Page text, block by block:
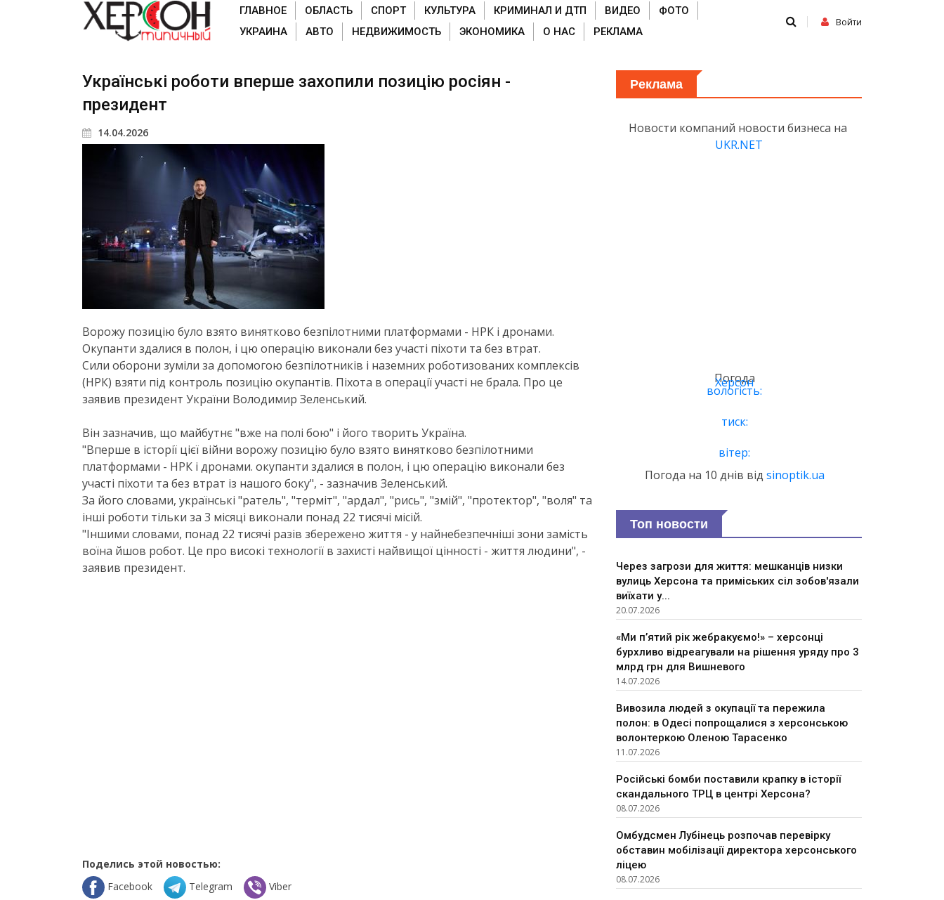
ГЛАВНОЕ ОБЛАСТЬ СПОРТ КУЛЬТУРА КРИМИНАЛ И ДТП ВИДЕО
ФОТО
УКРАИНА
АВТО НЕДВИЖИМОСТЬ ЭКОНОМИКА О НАС РЕКЛАМА
Войти
Українські роботи вперше захопили позицію росіян -
президент
14.04.2026
Ворожу позицію було взято винятково безпілотними платформами - НРК і дронами.
Окупанти здалися в полон, і цю операцію виконали без участі піхоти та без втрат.
Сили оборони зуміли за допомогою безпілотників і наземних роботизованих комплексів
(НРК) взяти під контроль позицію окупантів. Піхота в операції участі не брала. Про це
заявив президент України Володимир Зеленський.
Він зазначив, що майбутнє "вже на полі бою" і його творить Україна.
"Вперше в історії цієї війни ворожу позицію було взято винятково безпілотними
платформами - НРК і дронами. окупанти здалися в полон, і цю операцію виконали без
участі піхоти та без втрат із нашого боку", - зазначив Зеленський.
За його словами, українські "ратель", "терміт", "ардал", "рись", "змій", "протектор", "воля" та
інші роботи тільки за 3 місяці виконали понад 22 тисячі місій.
"Іншими словами, понад 22 тисячі разів збережено життя - у найнебезпечніші зони замість
воїна йшов робот. Це про високі технології в захисті найвищої цінності - життя людини", -
заявив президент.
Поделись этой новостью:
Facebook
Telegram Viber
Реклама
Новости компаний новости бизнеса на
UKR.NET
Погода
Херсон
вологість:
тиск:
вітер:
Погода на 10 днів від sinoptik.ua
Топ новости
Через загрози для життя: мешканців низки
вулиць Херсона та приміських сіл зобов'язали
виїхати у...
20.07.2026
«Ми п’ятий рік жебракуємо!» – херсонці
бурхливо відреагували на рішення уряду про 3
млрд грн для Вишневого
14.07.2026
Вивозила людей з окупації та пережила
полон: в Одесі попрощалися з херсонською
волонтеркою Оленою Тарасенко
11.07.2026
Російські бомби поставили крапку в історії
скандального ТРЦ в центрі Херсона?
08.07.2026
Омбудсмен Лубінець розпочав перевірку
обставин мобілізації директора херсонського
ліцею
08.07.2026